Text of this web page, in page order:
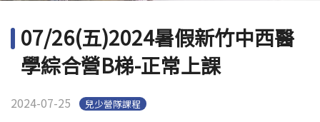
學校首頁(link is external)
07/26(五)2024暑假新竹中西醫
學綜合營B梯-正常上課
2024-07-25 兒少營隊課程